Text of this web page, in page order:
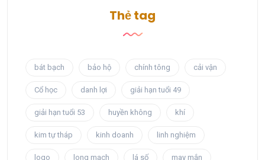
Thẻ tag
bát bạch bảo hộ chính tông cải vận
Cổ học danh lợi giải hạn tuổi 49
giải hạn tuổi 53 huyền không khí
kim tự tháp kinh doanh linh nghiệm
logo long mạch lá số may mắn